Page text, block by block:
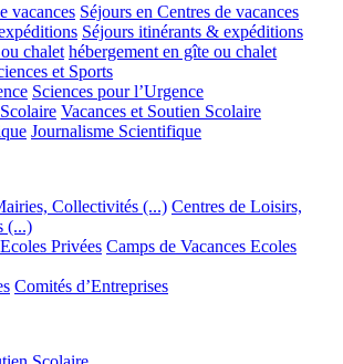
vacances Séjours en Centres de vacances
Séjours itinérants & expéditions
chalet hébergement en gîte ou chalet
et Sports
Sciences pour l’Urgence
Vacances et Soutien Scolaire
Journalisme Scientifique
Collectivités (...) Centres de Loisirs,
(...)
Privées Camps de Vacances Ecoles
Comités d’Entreprises